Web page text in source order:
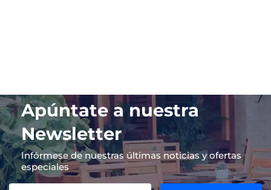
Apúntate a nuestra
Newsletter
Infórmese de nuestras últimas noticias y ofertas
especiales